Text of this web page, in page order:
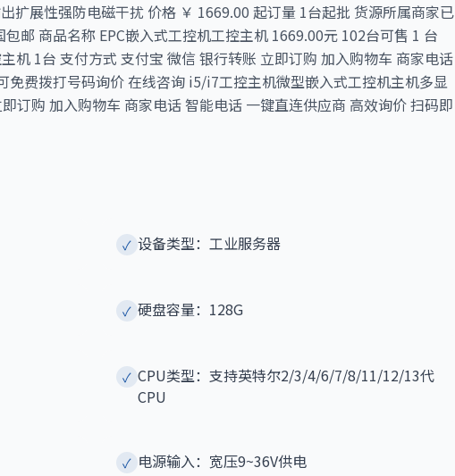
扩展性强防电磁干扰 价格 ￥ 1669.00 起订量 1台起批 货源所属商家已
邮 商品名称 EPC嵌入式工控机工控主机 1669.00元 102台可售 1 台
机 1台 支付方式 支付宝 微信 银行转账 立即订购 加入购物车 商家电话
免费拨打号码询价 在线咨询 i5/i7工控主机微型嵌入式工控机主机多显
订购 加入购物车 商家电话 智能电话 一键直连供应商 高效询价 扫码即
✓ 设备类型：工业服务器
✓ 硬盘容量：128G
✓ CPU类型：支持英特尔2/3/4/6/7/8/11/12/13代
CPU
✓ 电源输入：宽压9~36V供电